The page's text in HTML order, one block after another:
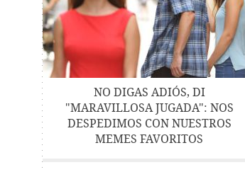
NO DIGAS ADIÓS, DI
"MARAVILLOSA JUGADA": NOS
DESPEDIMOS CON NUESTROS
MEMES FAVORITOS